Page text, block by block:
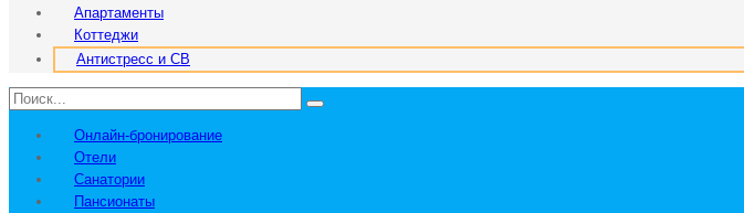
Апартаменты
Коттеджи
Антистресс и СВ
Онлайн-бронирование
Отели
Санатории
Пансионаты